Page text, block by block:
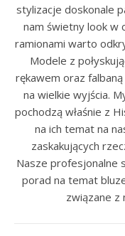
stylizacje doskonale
nam świetny look w
ramionami warto
Modele z
rękawem oraz
na wielkie wyjścia.
pochodzą właśnie z
na ich temat na
zaskakujących
Nasze profesjonalne
porad na temat
związane z